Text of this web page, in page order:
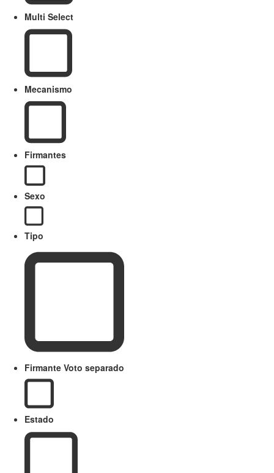
Multi Select
Mecanismo
Firmantes
Sexo
Tipo
Firmante Voto separado
Estado